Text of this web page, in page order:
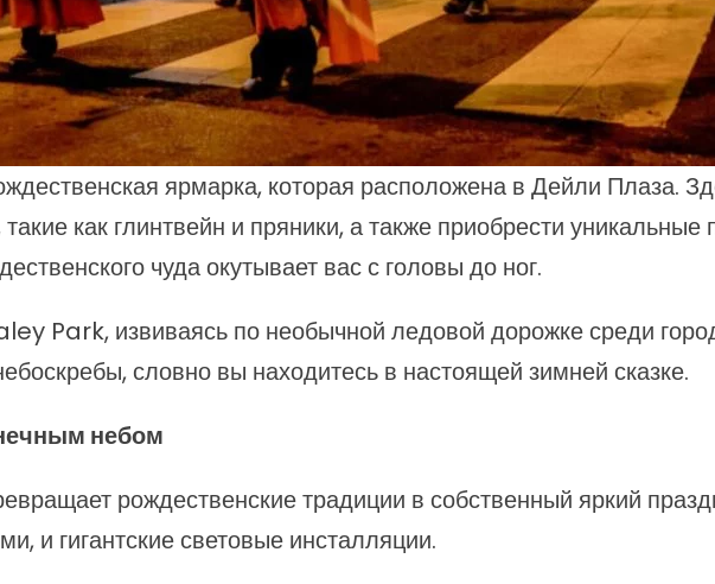
ярмарка, которая расположена в Дейли Плаза.
как глинтвейн и пряники, а также приобрести уникальные
чуда окутывает вас с головы до ног.
Park, извиваясь по необычной ледовой дорожке среди
словно вы находитесь в настоящей зимней сказке.
небом
рождественские традиции в собственный яркий
и гигантские световые инсталляции.